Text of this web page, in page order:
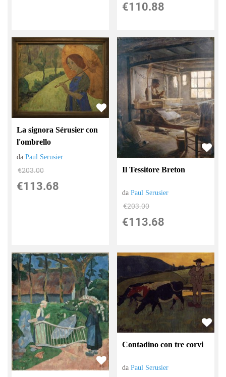
€110.88
La signora Sérusier con
l'ombrello
daPaul Serusier
€203.00
€113.68
Il Tessitore Breton
daPaul Serusier
€203.00
€113.68
Contadino con tre corvi
daPaul Serusier